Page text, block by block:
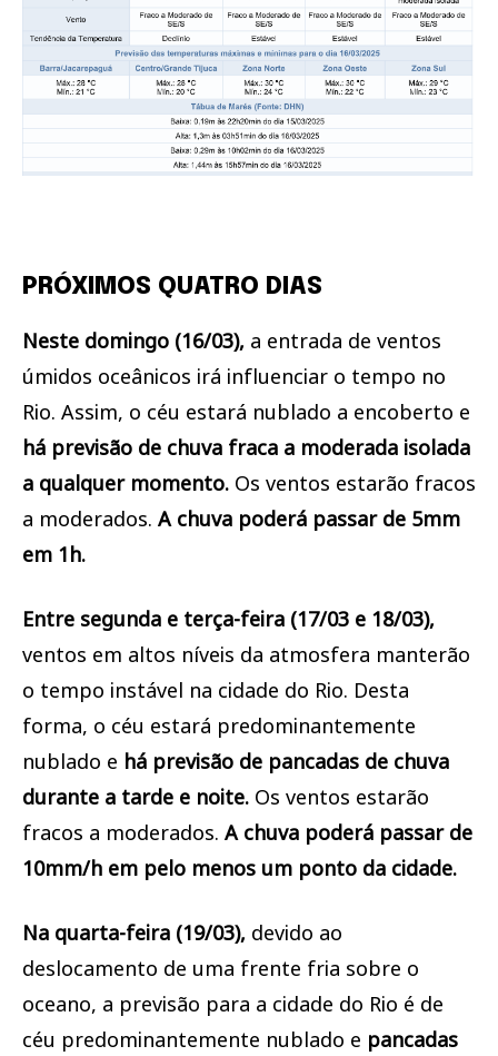
PRÓXIMOS QUATRO DIAS
Neste domingo (16/03), a entrada de ventos
úmidos oceânicos irá influenciar o tempo no
Rio. Assim, o céu estará nublado a encoberto e
há previsão de chuva fraca a moderada isolada
a qualquer momento. Os ventos estarão fracos
a moderados. A chuva poderá passar de 5mm
em 1h.
Entre segunda e terça-feira (17/03 e 18/03),
ventos em altos níveis da atmosfera manterão
o tempo instável na cidade do Rio. Desta
forma, o céu estará predominantemente
nublado e há previsão de pancadas de chuva
durante a tarde e noite. Os ventos estarão
fracos a moderados. A chuva poderá passar de
10mm/h em pelo menos um ponto da cidade.
Na quarta-feira (19/03), devido ao
deslocamento de uma frente fria sobre o
oceano, a previsão para a cidade do Rio é de
céu predominantemente nublado e pancadas